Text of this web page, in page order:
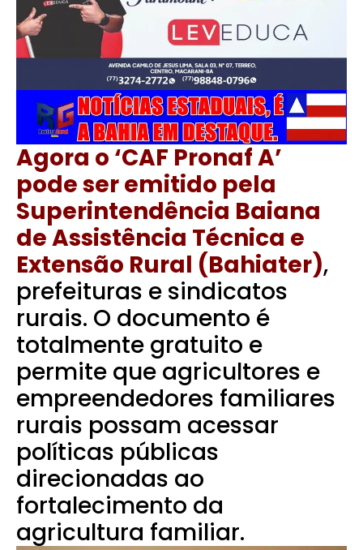
Agora o ‘CAF Pronaf A’
pode ser emitido pela
Superintendência Baiana
de Assistência Técnica e
Extensão Rural (Bahiater),
prefeituras e sindicatos
rurais. O documento é
totalmente gratuito e
permite que agricultores e
empreendedores familiares
rurais possam acessar
políticas públicas
direcionadas ao
fortalecimento da
agricultura familiar.